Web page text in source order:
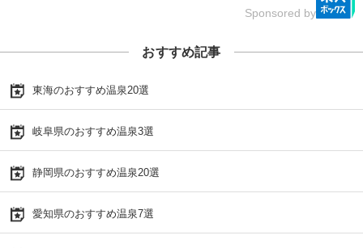
Sponsored by
おすすめ記事
東海のおすすめ温泉20選
岐阜県のおすすめ温泉3選
静岡県のおすすめ温泉20選
愛知県のおすすめ温泉7選